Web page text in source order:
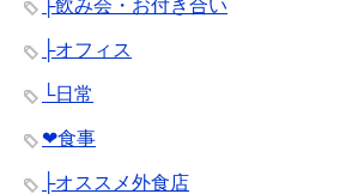
├飲み会・お付き合い
├オフィス
└日常
❤︎食事
├オススメ外食店